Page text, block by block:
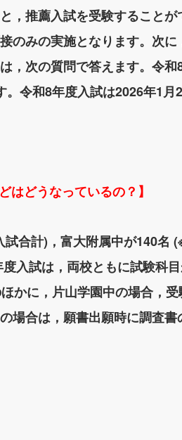
，推薦入試を受験すること
のみの実施となります。次
，次の質問で答えます。令
令和8年度入試は2026年1月
はどうなっているの？】
合計)，富大附属中が140名
入試は，両校ともに試験科
かに，片山学園中の場合，
場合は，願書出願時に調査書